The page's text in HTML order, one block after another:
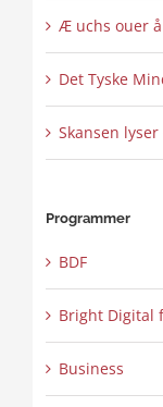
Æ uchs ouer å
Det Tyske
Skansen
Programmer
BDF
Bright Digital
Business